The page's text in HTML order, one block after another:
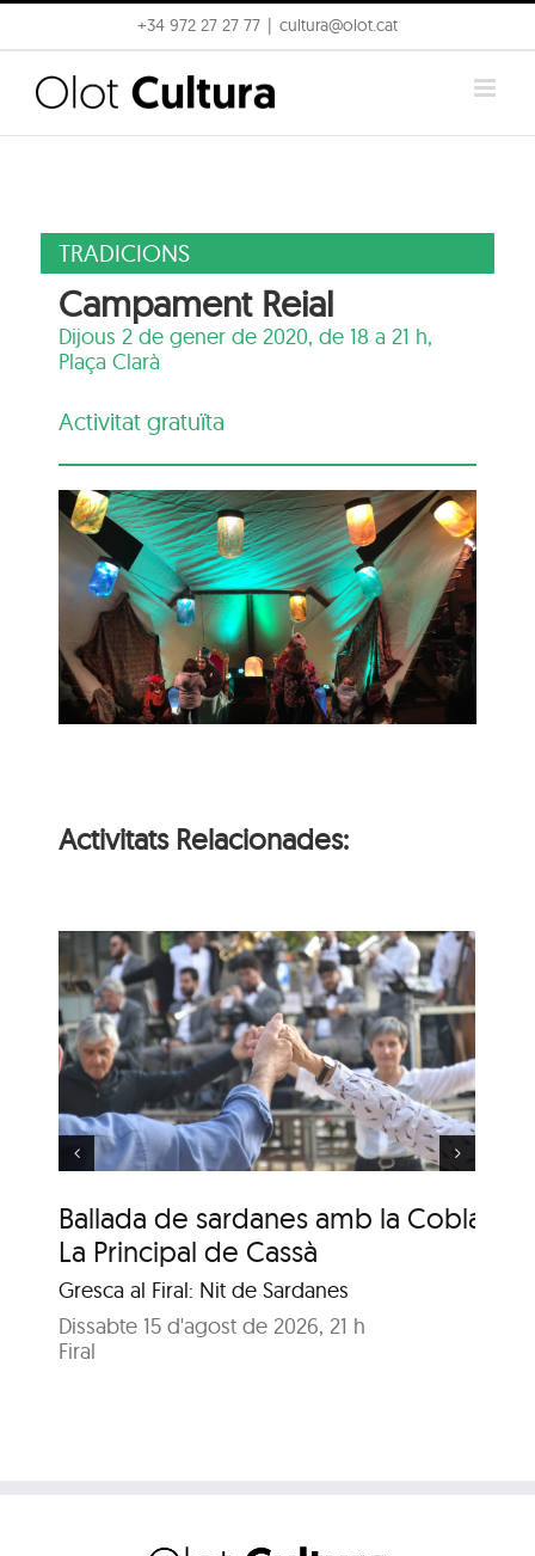
to
content
+34 972 27 27 77 cultura@olot.cat
TRADICIONS
Campament Reial
Dijous 2 de gener de 2020, de 18 a 21 h,
Plaça Clarà
Activitat gratuïta
Activitats Relacionades:
Ballada de sardanes amb la Cobla
La Principal de Cassà
Gresca al Firal: Nit de Sardanes
Dissabte 15 d'agost de 2026, 21 h
Firal
Ballada de sardanes
amb la Cobla
Genisenca